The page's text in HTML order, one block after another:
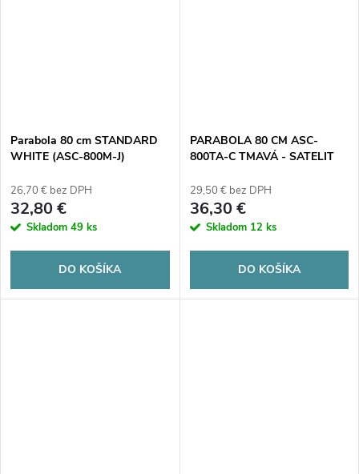
Parabola 80 cm STANDARD
WHITE (ASC-800M-J)
26,70 € bez DPH
32,80 €
Skladom 49 ks
DO KOŠÍKA
PARABOLA 80 CM ASC-
800TA-C TMAVÁ - SATELIT
29,50 € bez DPH
36,30 €
Skladom 12 ks
DO KOŠÍKA